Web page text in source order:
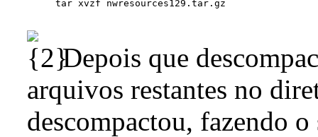
Depois que
arquivos restantes no
descompactou, fazendo